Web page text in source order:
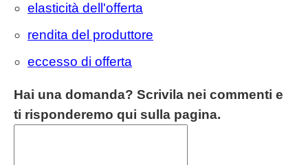
elasticità dell'offerta
rendita del produttore
eccesso di offerta
Hai una domanda? Scrivila nei commenti e
ti risponderemo qui sulla pagina.